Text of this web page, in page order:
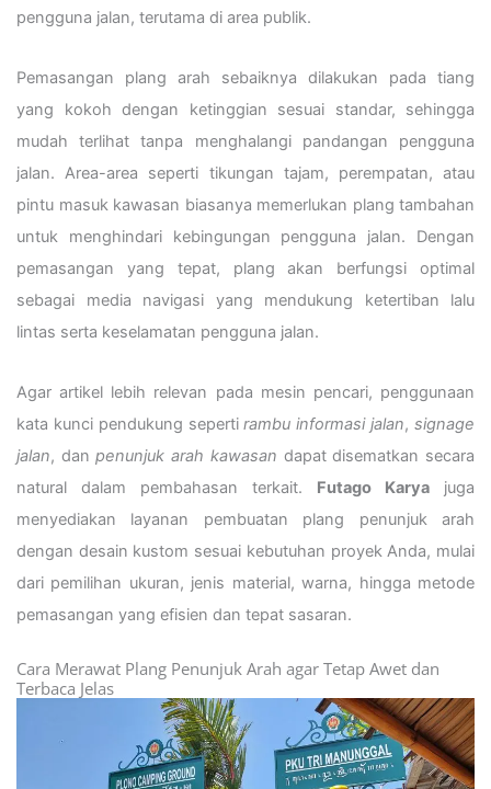
pengguna jalan, terutama di area publik.
Pemasangan plang arah sebaiknya dilakukan pada tiang
yang kokoh dengan ketinggian sesuai standar, sehingga
mudah terlihat tanpa menghalangi pandangan pengguna
jalan. Area-area seperti tikungan tajam, perempatan, atau
pintu masuk kawasan biasanya memerlukan plang tambahan
untuk menghindari kebingungan pengguna jalan. Dengan
pemasangan yang tepat, plang akan berfungsi optimal
sebagai media navigasi yang mendukung ketertiban lalu
lintas serta keselamatan pengguna jalan.
Agar artikel lebih relevan pada mesin pencari, penggunaan
kata kunci pendukung sepertirambu informasi jalan,signage
jalan, danpenunjuk arah kawasan dapat disematkan secara
natural dalam pembahasan terkait. Futago Karya juga
menyediakan layanan pembuatan plang penunjuk arah
dengan desain kustom sesuai kebutuhan proyek Anda, mulai
dari pemilihan ukuran, jenis material, warna, hingga metode
pemasangan yang efisien dan tepat sasaran.
Cara Merawat Plang Penunjuk Arah agar Tetap Awet dan
Terbaca Jelas